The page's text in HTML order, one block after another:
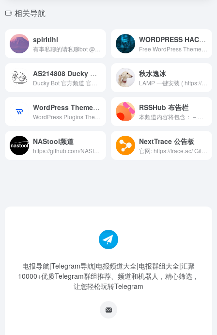
相关导航
spiritlhl WORDPRESS HACKS
AS214808 Ducky Cloud 秋水逸冰
LAMP 一键安装 ( https://lamp.sh ) 官方群，话题随意，但禁止黄赌毒，禁止讨教 DDCC，禁止谩骂和人身攻击，禁止钓鱼倾向言论，禁止传播没有依据的谣言。 未经管理人员同意禁止打广告，违者随机飞机票。 公告频道：@qiushuiyibing
WordPress Themes & Plugins RSSHub 布告栏
NAStool频道 NextTrace 公告板
电报导航|Telegram导航|电报频道大全|电报群组大全|汇聚
10000+优质Telegram群组推荐、频道和机器人，精心筛选，
让您轻松玩转Telegram